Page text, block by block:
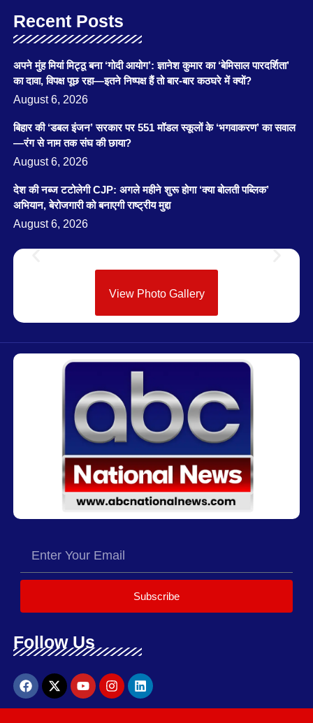
Recent Posts
अपने मुंह मियां मिट्ठू बना ‘गोदी आयोग’: ज्ञानेश कुमार का ‘बेमिसाल पारदर्शिता’
का दावा, विपक्ष पूछ रहा—इतने निष्पक्ष हैं तो बार-बार कठघरे में क्यों?
August 6, 2026
बिहार की ‘डबल इंजन’ सरकार पर 551 मॉडल स्कूलों के ‘भगवाकरण’ का सवाल
—रंग से नाम तक संघ की छाया?
August 6, 2026
देश की नब्ज टटोलेगी CJP: अगले महीने शुरू होगा ‘क्या बोलती पब्लिक’
अभियान, बेरोजगारी को बनाएगी राष्ट्रीय मुद्दा
August 6, 2026
View Photo Gallery
Subscribe
Follow Us